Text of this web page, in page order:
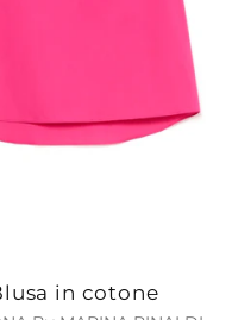
in cotone